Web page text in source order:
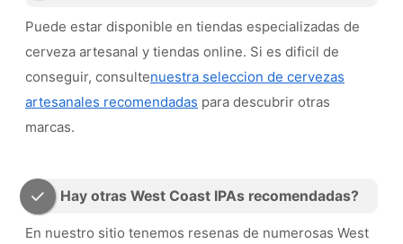
Puede estar disponible en tiendas especializadas de
cerveza artesanal y tiendas online. Si es dificil de
conseguir, consultenuestra seleccion de cervezas
artesanales recomendadas para descubrir otras
marcas.
Hay otras West Coast IPAs recomendadas?
En nuestro sitio tenemos resenas de numerosas West